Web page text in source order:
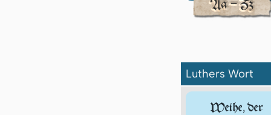
Luthers Wort
Weihe, der